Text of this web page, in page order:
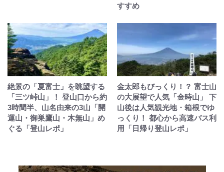
すすめ
絶景の「夏富士」を眺望する
「三ツ峠山」！ 登山口から約
3時間半、山名由来の3山「開
運山・御巣鷹山・木無山」め
ぐる「登山レポ」
金太郎もびっくり！？ 富士山
の大展望で人気「金時山」 下
山後は人気観光地・箱根でゆ
っくり！ 都心から高速バス利
用「日帰り登山レポ」